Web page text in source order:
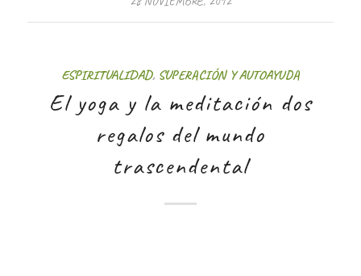
ESPIRITUALIDAD, SUPERACIÓN Y AUTOAYUDA
El yoga y la meditación dos
regalos del mundo
trascendental